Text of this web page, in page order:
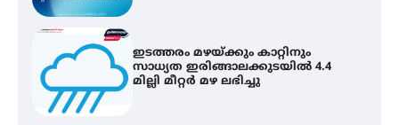
ഐ.ഐ.ടി മദ്രാസ്സിൽ നിന്നും
ഡോക്ടറേറ്റ് – ഇരിങ്ങാലക്കുട
സ്വദേശി ആതിര എം കെ യുടെ
നേട്ടം പ്രതിസന്ധികളോട് പൊരുതി